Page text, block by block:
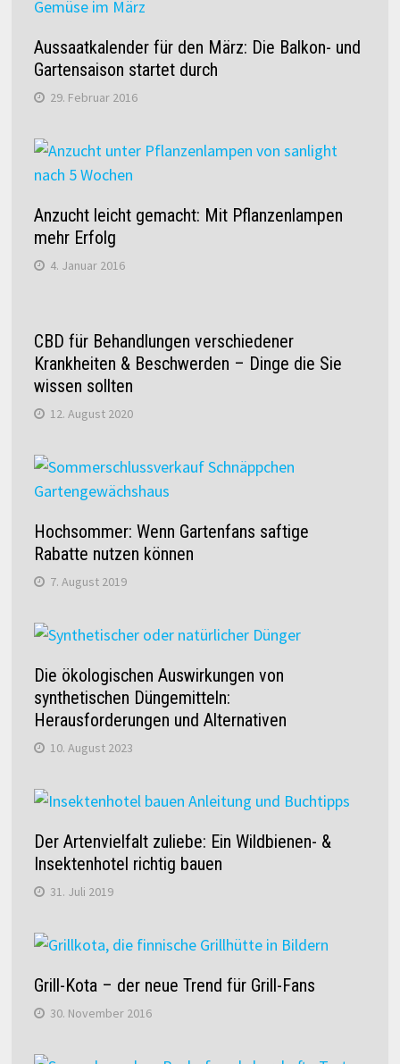
Aussaatkalender für den März: Die Balkon- und
Gartensaison startet durch
29. Februar 2016
Anzucht leicht gemacht: Mit Pflanzenlampen
mehr Erfolg
4. Januar 2016
CBD für Behandlungen verschiedener
Krankheiten & Beschwerden – Dinge die Sie
wissen sollten
12. August 2020
Hochsommer: Wenn Gartenfans saftige
Rabatte nutzen können
7. August 2019
Die ökologischen Auswirkungen von
synthetischen Düngemitteln:
Herausforderungen und Alternativen
10. August 2023
Der Artenvielfalt zuliebe: Ein Wildbienen- &
Insektenhotel richtig bauen
31. Juli 2019
Grill-Kota – der neue Trend für Grill-Fans
30. November 2016